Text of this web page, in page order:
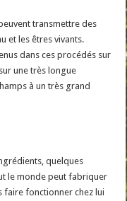
transmettre des
et les êtres vivants.
dans ces procédés sur
une très longue
à un très grand
quelques
le monde peut fabriquer
faire fonctionner chez lui